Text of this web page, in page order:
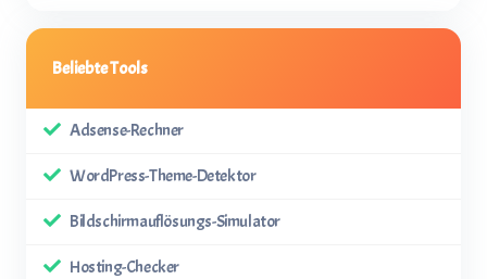
Beliebte Tools
Adsense-Rechner
WordPress-Theme-Detektor
Bildschirmauflösungs-Simulator
Hosting-Checker